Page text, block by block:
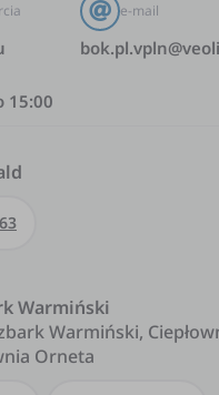
15:00
e-mail
Warmiński
Warmiński,
Orneta